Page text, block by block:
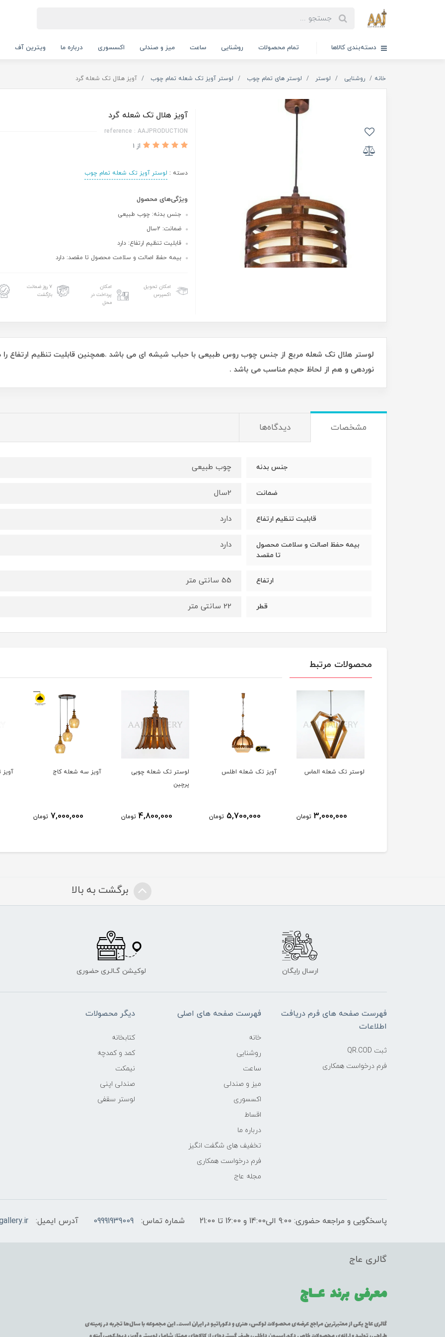
دسته‌بندی کالاها تمام محصولات روشنایی ساعت میز و صندلی اکسسوری درباره ما ویترین آف
خانه روشنایی لوستر لوستر های تمام چوب لوستر آویز تک شعله تمام چوب آویز هلال تک شعله گرد
آویز هلال تک شعله گرد
reference : AAJPRODUCTION
از 1
دسته : لوستر آویز تک شعله تمام چوب
ویژگی‌های محصول
جنس بدنه: چوب طبیعی
ضمانت: 2سال
قابلیت تنظیم ارتفاع: دارد
بیمه حفظ اصالت و سلامت محصول تا مقصد: دارد
امکان تحویل
اکسپرس
امکان
پرداخت در
محل
۷ روز ضمانت
بازگشت
نوردهی و هم از لحاظ حجم مناسب می باشد .
مشخصات دیدگاه‌ها
جنس بدنه چوب طبیعی
ضمانت 2سال
قابلیت تنظیم ارتفاع دارد
بیمه حفظ اصالت و سلامت محصول
تا مقصد
دارد
ارتفاع 55 سانتی متر
قطر 22 سانتی متر
محصولات مرتبط
آویز تک شعله اطلس
5,700,000 تومان
لوستر تک شعله چوبی
4,800,000 تومان
آویز سه شعله کاج
7,000,000 تومان
آویز تک شعله ویدا
3,850,000 36٪
برگشت به بالا
ارسال رایگان لوکیشن گـالـری حضوری
فهرست صفحه های فرم دریافت
اطلاعات
ثبت QR.COD
فرم درخواست همکاری
فهرست صفحه های اصلی
خانه
روشنایی
ساعت
میز و صندلی
اکسسوری
اقساط
درباره ما
تخفیف های شگفت انگیز
فرم درخواست همکاری
مجله عاج
دیگر محصولات
کتابخانه
کمد و کمدچه
نیمکت
صندلی اپنی
لوستر سقفی
پاسخگویی و مراجعه حضوری: 9:00 الی14:00 و 16:00 تا 21:00 شماره تماس: 09991939009 آدرس ایمیل:
گالری عاج
معرفی برند عــاج
گالری عاج یکی از معتبرترین مراجع عرضه‌ی محصولات لوکس، هنری و دکوراتیو در ایران است. این مجموعه با سال‌ها تجربه در زمینه‌ی